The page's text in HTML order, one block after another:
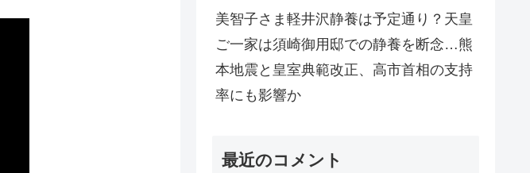
美智子さま軽井沢静養は予定通り？天皇
ご一家は須崎御用邸での静養を断念…熊
本地震と皇室典範改正、高市首相の支持
率にも影響か
最近のコメント